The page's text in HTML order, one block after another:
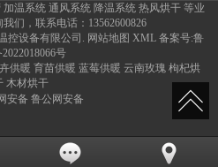
加温系统 通风系统 降温系统 热风烘干等业
们，联系电话： 13562600826
控设备有限公司. 网站地图 XML备案号:鲁
号
供暖 育苗供暖 蓝莓供暖 云南玫瑰 枸杞烘
木材烘干
安备 鲁公网安备